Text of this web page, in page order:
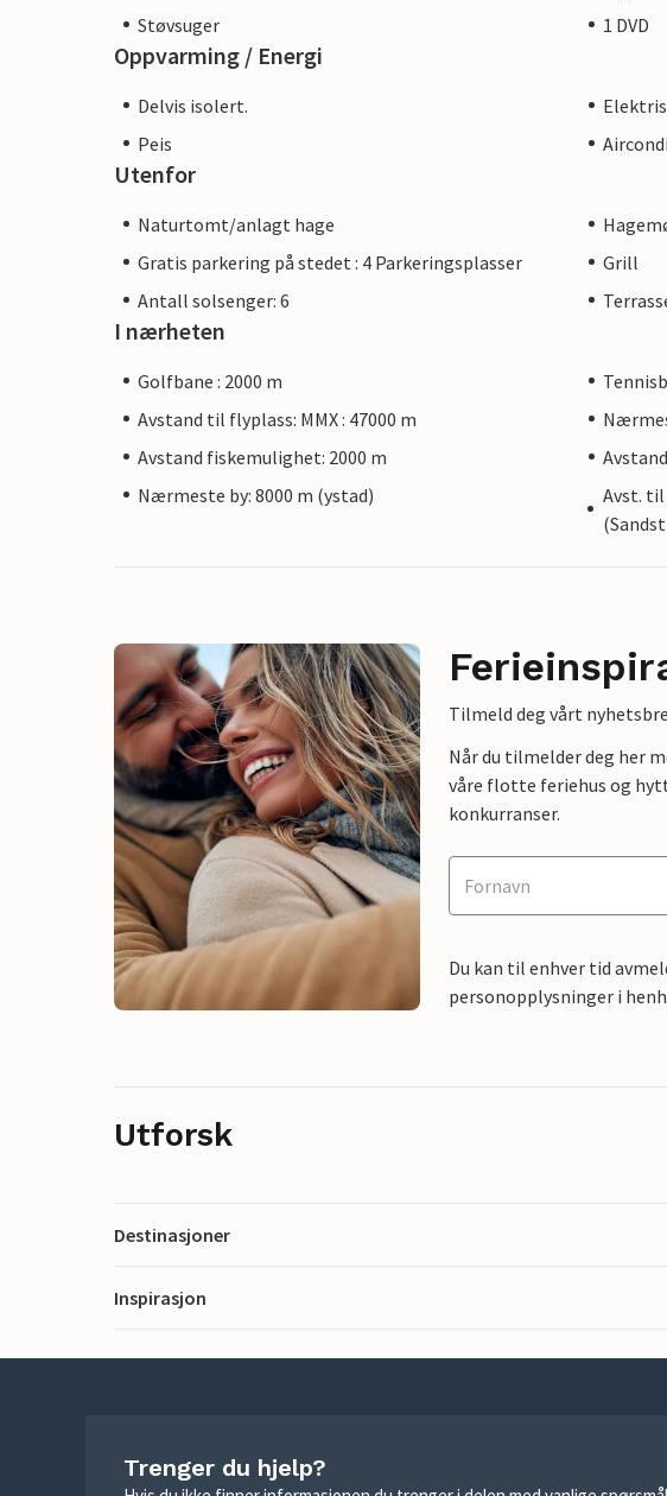
Støvsuger
1 DVD
Oppvarming / Energi
Delvis isolert.
Peis
Utenfor
Naturtomt/anlagt hage
Gratis parkering på stedet : 4 Parkeringsplasser
Grill
Antall solsenger: 6
I nærheten
Golfbane : 2000 m
Avstand til flyplass: MMX : 47000 m
Avstand fiskemulighet: 2000 m
Nærmeste by: 8000 m (ystad)
Avst.
Tilmeld deg vårt
Når du tilmelder deg her
våre flotte feriehus og
konkurranser.
Du kan til enhver tid
personopplysninger i
Utforsk
Destinasjoner
Inspirasjon
Trenger du hjelp?